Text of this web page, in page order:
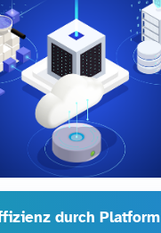
durch Platform